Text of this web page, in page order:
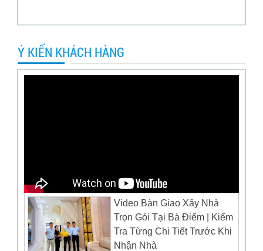
Ý KIẾN KHÁCH HÀNG
Video Bàn Giao Xây Nhà
Trọn Gói Tại Bà Điểm | Kiểm
Tra Từng Chi Tiết Trước Khi
Nhận Nhà